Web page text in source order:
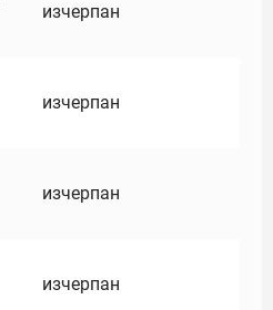
изчерпан
изчерпан
изчерпан
изчерпан